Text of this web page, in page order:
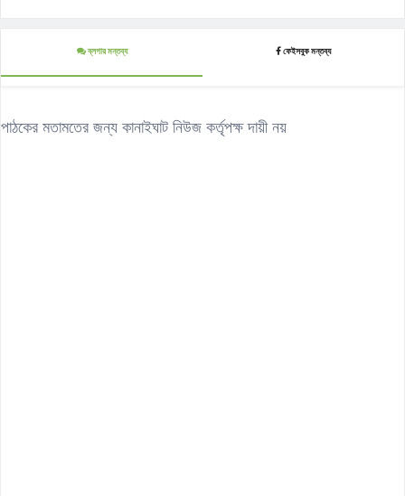
ব্লগার মন্তব্য ফেইসবুক মন্তব্য
পাঠকের মতামতের জন্য কানাইঘাট নিউজ কর্তৃপক্ষ দায়ী নয়